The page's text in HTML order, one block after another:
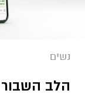
נשים
הלב